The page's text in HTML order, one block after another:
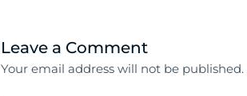
Leave a Comment
Your email address will not be published.